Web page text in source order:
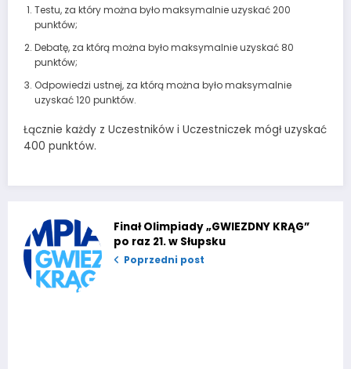
Testu, za który można było maksymalnie uzyskać 200
punktów;
Debatę, za którą można było maksymalnie uzyskać 80
punktów;
Odpowiedzi ustnej, za którą można było maksymalnie
uzyskać 120 punktów.
Łącznie każdy z Uczestników i Uczestniczek mógł uzyskać
400 punktów.
Finał Olimpiady „GWIEZDNY KRĄG”
po raz 21. w Słupsku
Poprzedni post